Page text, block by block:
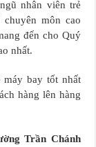
nhân viên trẻ
môn cao
đến cho Quý
nhất.
bay tốt nhất
hàng lên hàng
Trần Chánh